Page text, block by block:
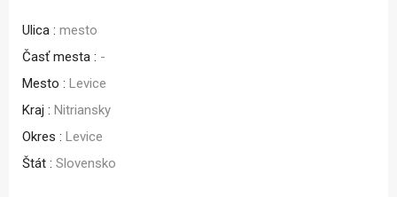
Ulica : mesto
Časť mesta : -
Mesto : Levice
Kraj : Nitriansky
Okres : Levice
Štát : Slovensko